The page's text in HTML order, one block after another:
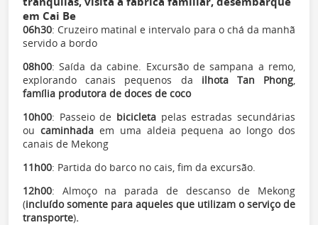
em Cai Be
06h30: Cruzeiro matinal e intervalo para o chá da manhã
servido a bordo
08h00: Saída da cabine. Excursão de sampana a remo,
explorando canais pequenos da ilhota Tan Phong,
família produtora de doces de coco
10h00: Passeio de bicicleta pelas estradas secundárias
ou caminhadaem uma aldeia pequena ao longo dos
canais de Mekong
11h00: Partida do barco no cais, fim da excursão.
12h00: Almoço na parada de descanso de Mekong
(incluído somente para aqueles que utilizam o serviço de
transporte).